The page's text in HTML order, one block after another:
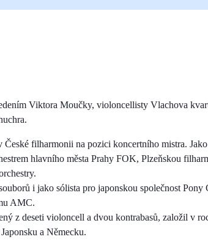
Viktora Moučky, violoncellisty Vlachova
filharmonii na pozici koncertního mistra.
hlavního města Prahy FOK, Plzeňskou
i jako sólista pro japonskou společnost Pony
AMC.
z deseti violoncell a dvou kontrabasů, založil v
a Německu.